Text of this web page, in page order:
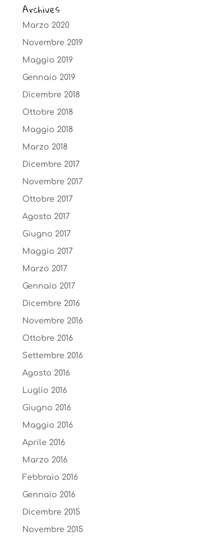
Archives
Marzo 2020
Novembre 2019
Maggio 2019
Gennaio 2019
Dicembre 2018
Ottobre 2018
Maggio 2018
Marzo 2018
Dicembre 2017
Novembre 2017
Ottobre 2017
Agosto 2017
Giugno 2017
Maggio 2017
Marzo 2017
Gennaio 2017
Dicembre 2016
Novembre 2016
Ottobre 2016
Settembre 2016
Agosto 2016
Luglio 2016
Giugno 2016
Maggio 2016
Aprile 2016
Marzo 2016
Febbraio 2016
Gennaio 2016
Dicembre 2015
Novembre 2015